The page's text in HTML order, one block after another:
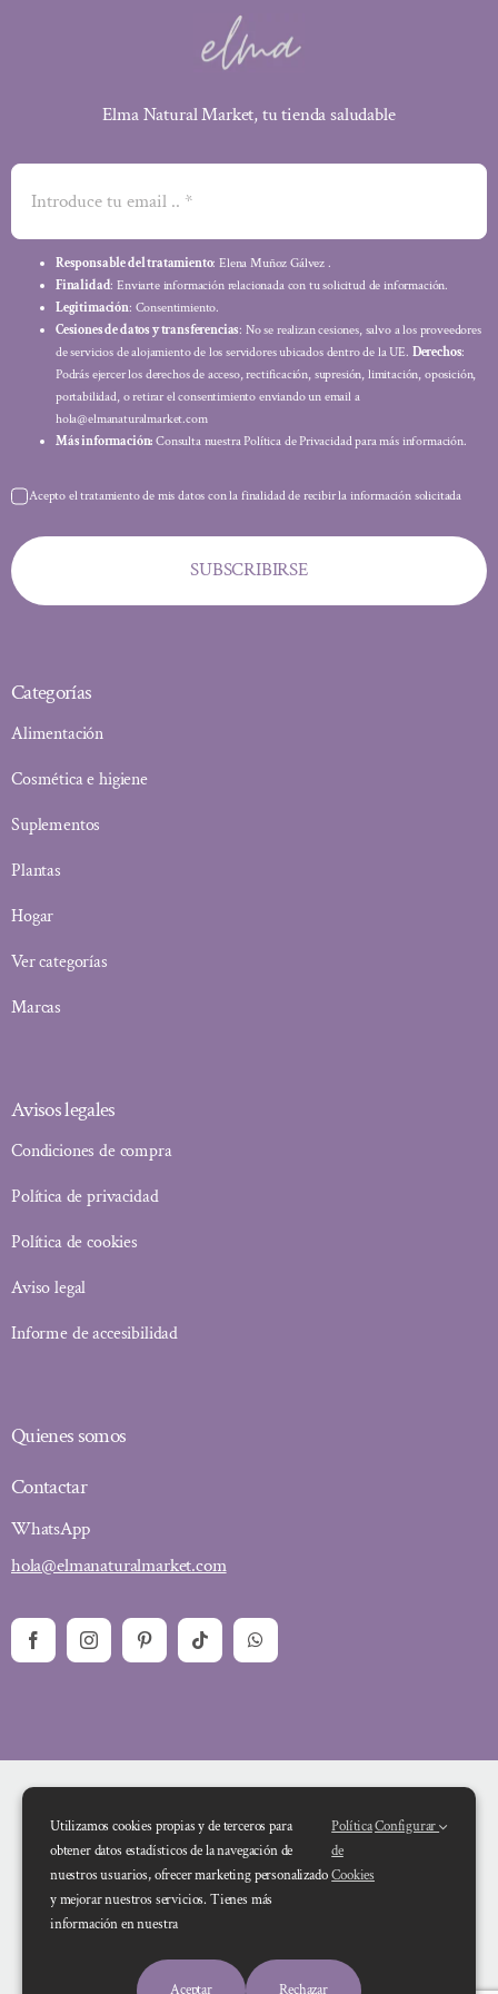
Elma Natural Market, tu tienda saludable
Responsable del tratamiento: Elena Muñoz Gálvez .
Finalidad: Enviarte información relacionada con tu solicitud de información.
Legitimación: Consentimiento.
Cesiones de datos y transferencias: No se realizan cesiones, salvo a los proveedores
de servicios de alojamiento de los servidores ubicados dentro de la UE. Derechos:
Podrás ejercer los derechos de acceso, rectificación, supresión, limitación, oposición,
portabilidad, o retirar el consentimiento enviando un email a
hola@elmanaturalmarket.com
Más información: Consulta nuestra Política de Privacidad para más información.
Acepto el tratamiento de mis datos con la finalidad de recibir la información solicitada
SUBSCRIBIRSE
Categorías
Alimentación
Cosmética e higiene
Suplementos
Plantas
Hogar
Ver categorías
Marcas
Avisos legales
Condiciones de compra
Política de privacidad
Política de cookies
Aviso legal
Informe de accesibilidad
Quienes somos
Contactar
WhatsApp
hola@elmanaturalmarket.com
Financiado por la Unión Europea – NextGenerationEU. Sin embargo, los
autores y no reflejan necesariamente los de la Unión Europea o la Comisión
Utilizamos cookies propias y de terceros para
obtener datos estadísticos de la navegación de
nuestros usuarios, ofrecer marketing personalizado
y mejorar nuestros servicios. Tienes más
información en nuestra
Política
de
Cookies
Configurar
Aceptar Rechazar